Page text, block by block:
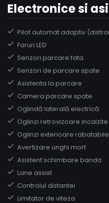
Electronice si
Pilot automat adaptiv
Faruri LED
Senzori parcare fata
Senzori de parcare spate
Asistenta la parcare
Camera parcare spate
Oglindă laterală electrică
Oglinzi retrovizoare incalzite
Oglinzi exterioare
Avertizare unghi mort
Asistent schimbare banda
Lane assist
Controlul distantei
Limitator de viteza